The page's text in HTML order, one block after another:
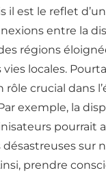
il est le reflet
entre la
régions
locales.
rôle crucial dans
exemple, la
pourrait
sur
prendre